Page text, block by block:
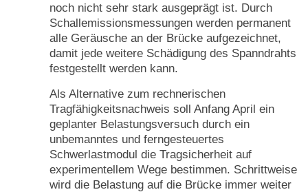
noch nicht sehr stark ausgeprägt ist. Durch
Schallemissionsmessungen werden permanent
alle Geräusche an der Brücke aufgezeichnet,
damit jede weitere Schädigung des Spanndrahts
festgestellt werden kann.
Als Alternative zum rechnerischen
Tragfähigkeitsnachweis soll Anfang April ein
geplanter Belastungsversuch durch ein
unbemanntes und ferngesteuertes
Schwerlastmodul die Tragsicherheit auf
experimentellem Wege bestimmen. Schrittweise
wird die Belastung auf die Brücke immer weiter